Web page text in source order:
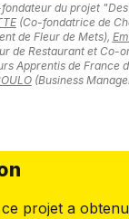
du projet "Des
(Co-fondatrice de
de Fleur de Mets),
de Restaurant et Co-
Apprentis de France
(Business
projet a